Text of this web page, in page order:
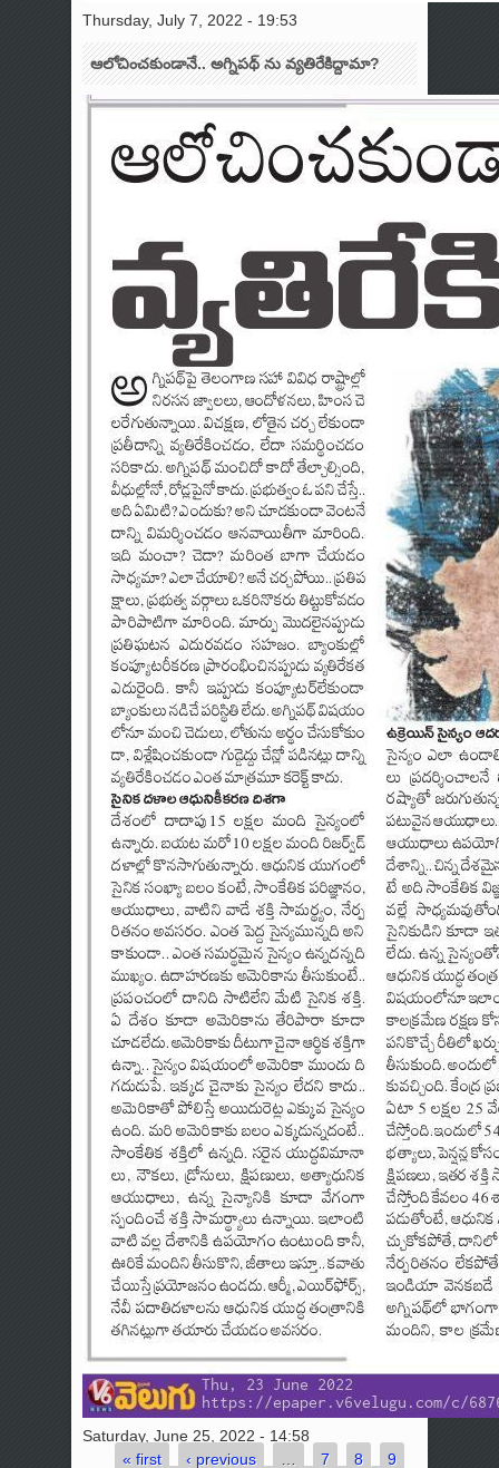
Thursday, July 7, 2022 - 19:53
ఆలోచించకుండానే.. అగ్నిపథ్ ను వ్యతిరేకిద్దామా?
Saturday, June 25, 2022 - 14:58
« first ‹ previous 7 8
9